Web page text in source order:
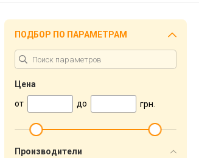
ПОДБОР ПО ПАРАМЕТРАМ
Цена
от
до грн.
Производители